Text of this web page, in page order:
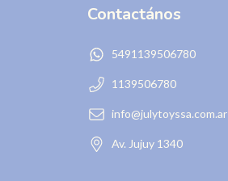
Contactános
5491139506780
1139506780
info@julytoyssa.com.ar
Av. Jujuy 1340